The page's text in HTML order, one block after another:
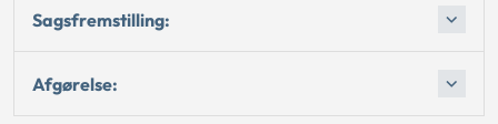
Sagsfremstilling:
Afgørelse: